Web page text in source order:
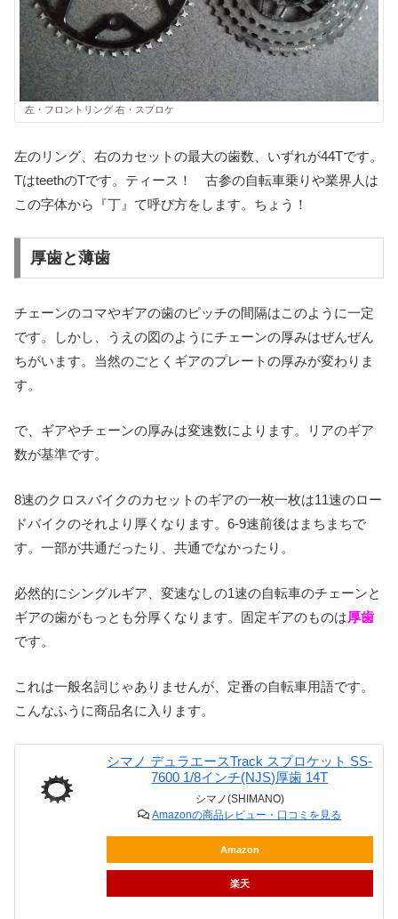
左・フロントリング 右・スプロケ
左のリング、右のカセットの最大の歯数、いずれが44Tです。
TはteethのTです。ティース！ 古参の自転車乗りや業界人は
この字体から『丁』て呼び方をします。ちょう！
厚歯と薄歯
チェーンのコマやギアの歯のピッチの間隔はこのように一定
です。しかし、うえの図のようにチェーンの厚みはぜんぜん
ちがいます。当然のごとくギアのプレートの厚みが変わりま
す。
で、ギアやチェーンの厚みは変速数によります。リアのギア
数が基準です。
8速のクロスバイクのカセットのギアの一枚一枚は11速のロー
ドバイクのそれより厚くなります。6-9速前後はまちまちで
す。一部が共通だったり、共通でなかったり。
必然的にシングルギア、変速なしの1速の自転車のチェーンと
ギアの歯がもっとも分厚くなります。固定ギアのものは厚歯
です。
これは一般名詞じゃありませんが、定番の自転車用語です。
こんなふうに商品名に入ります。
シマノ デュラエースTrack スプロケット SS-
7600 1/8インチ(NJS)厚歯 14T
シマノ(SHIMANO)
Amazonの商品レビュー・口コミを見る
Amazon
楽天